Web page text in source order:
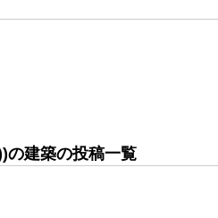
の建築の投稿一覧